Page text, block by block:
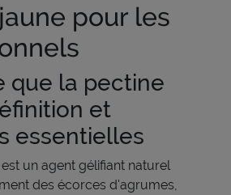
pour les
que la pectine
et
essentielles
un agent gélifiant naturel
des écorces d'agrumes,